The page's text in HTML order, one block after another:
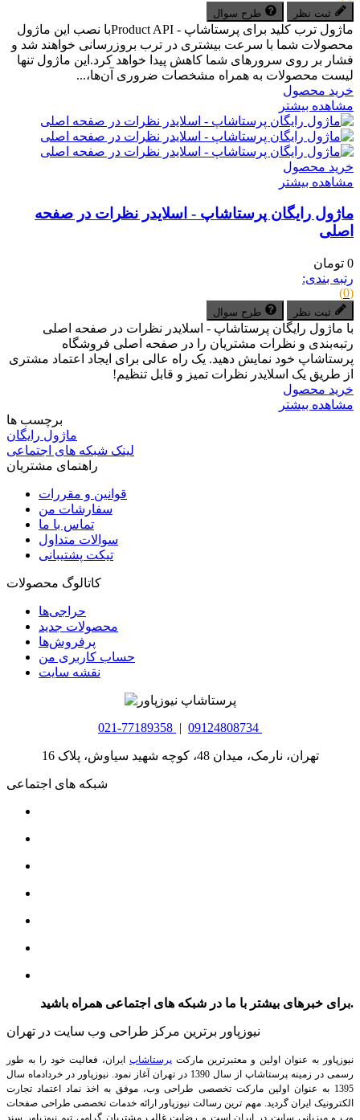
ثبت نظر طرح سوال
ماژول ترب کلید برای پرستاشاپ - Product APIبا نصب این ماژول
محصولات شما با سرعت بیشتری در ترب بروزرسانی خواهند شد و
فشار بر روی سرورهای شما کاهش پیدا خواهد کرد.این ماژول تنها
لیست محصولات به همراه مشخصات ضروری آن‌ها،...
خرید محصول
مشاهده بیشتر
خرید محصول
مشاهده بیشتر
ماژول رایگان پرستاشاپ - اسلایدر نظرات در صفحه
اصلی
0 تومان
رتبه بندی:
(0)
ثبت نظر طرح سوال
با ماژول رایگان پرستاشاپ - اسلایدر نظرات در صفحه اصلی
رتبه‌بندی‌ و نظرات مشتریان را در صفحه اصلی فروشگاه
پرستاشاپ خود نمایش دهید. یک راه عالی برای ایجاد اعتماد مشتری
از طریق یک اسلایدر نظرات تمیز و قابل تنظیم!
خرید محصول
مشاهده بیشتر
برچسب ها
ماژول رایگان
لینک شبکه های اجتماعی
راهنمای مشتریان
قوانین و مقررات
سفارشات من
تماس با ما
سوالات متداول
تیکت پشتیبانی
کاتالوگ محصولات
حراجی‌ها
محصولات جدید
پرفروش‌ها
حساب کاربری من
نقشه سایت
021-77189358 | 09124808734
تهران، نارمک، میدان 48، کوچه شهید سیاوش، پلاک 16
شبکه های اجتماعی
برای خبرهای بیشتر با ما در شبکه های اجتماعی همراه باشید.
نیوزپاور برترین مرکز طراحی وب سایت در تهران
نیوزپاور به عنوان اولین و معتبرترین مارکت پرستاشاپ ایران، فعالیت خود را به طور
رسمی در زمینه پرستاشاپ از سال 1390 در تهران آغاز نمود. نیوزپاور در خردادماه سال
1395 به عنوان اولین مارکت تخصصی طراحی وب، موفق به اخذ نماد اعتماد تجارت
الکترونیک ایران گردید. مهم ترین رسالت نیوزپاور ارائه خدمات تخصصی طراحی صفحات
وب و میزبانی سایت در ایران است و رضایت غالب مشتریان گرامی تیم نیوزپاور سند